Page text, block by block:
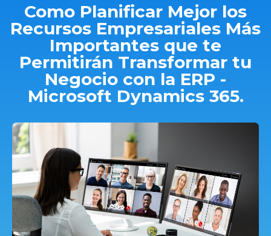
Como Planificar Mejor los
Recursos Empresariales Más
Importantes que te
Permitirán Transformar tu
Negocio con la ERP -
Microsoft Dynamics 365.